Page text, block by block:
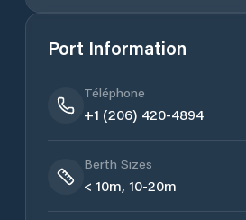
Port Information
Téléphone
+1 (206) 420-4894
Berth Sizes
< 10m, 10-20m